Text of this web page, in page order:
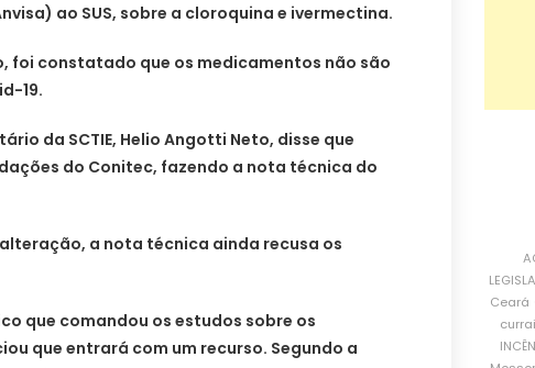
ao SUS, sobre a cloroquina e ivermectina.
foi constatado que os medicamentos não são
19.
da SCTIE, Helio Angotti Neto, disse que
do Conitec, fazendo a nota técnica do
a nota técnica ainda recusa os
que comandou os estudos sobre os
que entrará com um recurso. Segundo a
Ceará